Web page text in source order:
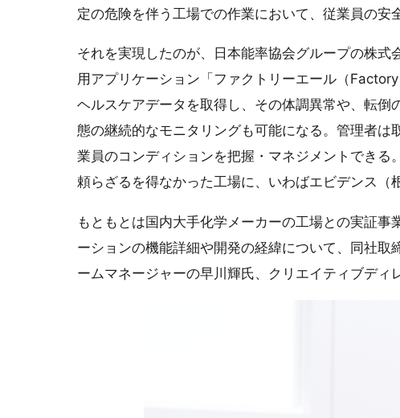
定の危険を伴う工場での作業において、従業員の安
それを実現したのが、日本能率協会グループの株
用アプリケーション「ファクトリーエール（
ヘルスケアデータを取得し、その体調異常や、転
態の継続的なモニタリングも可能になる。管理者
業員のコンディションを把握・マネジメントでき
頼らざるを得なかった工場に、いわばエビデンス（
もともとは国内大手化学メーカーの工場との実証
ーションの機能詳細や開発の経緯について、同社
ームマネージャーの早川輝氏、クリエイティブディ